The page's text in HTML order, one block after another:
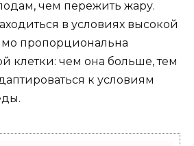
чем пережить жару.
в условиях высокой
пропорциональна
клетки: чем она больше, тем
к условиям